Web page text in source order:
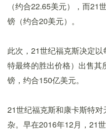
（约合22.65美元），而21
镑（约合20美元）。
此次，21世纪福克斯决定
特最终的胜出价格）出售
镑，约合150亿美元。
21世纪福克斯和康卡斯特
杂。早在2016年12月，21